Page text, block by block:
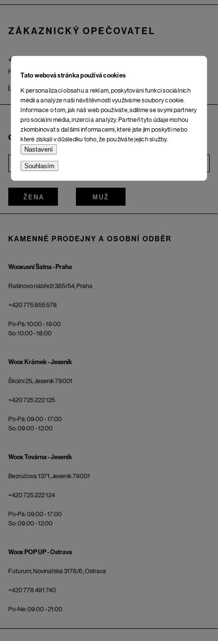
Tato webová stránka používá cookies
K personalizaci obsahu a reklam, poskytování funkcí sociálních
médií a analýze naší návštěvnosti využíváme soubory cookie.
Informace o tom, jak náš web používáte, sdílíme se svými partnery
pro sociální média, inzerci a analýzy. Partneři tyto údaje mohou
zkombinovat s dalšími informacemi, které jste jim poskytli nebo
které získali v důsledku toho, že používáte jejich služby.
Nastavení
Souhlasím
ZÁKAZNICKÝ OPEČOVATEL
+420 725 222 121
Po – Pá: od 9.00 do 17.00 hod.
info@woox.cz Kontakt
Chci odebírat newsletter
ŽENA MUŽ
KAMENNÉ PRODEJNY A OSOBNÍ ODBĚR
Wooxusní Šatna - Praha
Rašínovo nábřeží 385/54, Praha
+420 775 855 578
Po-Pá: 10:00 - 19:00
So: 10:00 - 18:00
Woox Krámek - Jeseník
Školní 25, Jeseník 79001
+420 725 222 125
Po-Pá: 09:00 - 17:00
So: 09:00 - 12:00
Woox Továrna - Jeseník
Bezručova 1371, Jeseník 79001
+420 725 222 124
Po-Pá: 09:00 - 17:00
So: 09:00 - 12:00
Woox POP UP - Ostrava
Futurum, Novinářská 3178/6, Ostrava
+420 778 491 740
Po-Ne: 09:00 - 21:00